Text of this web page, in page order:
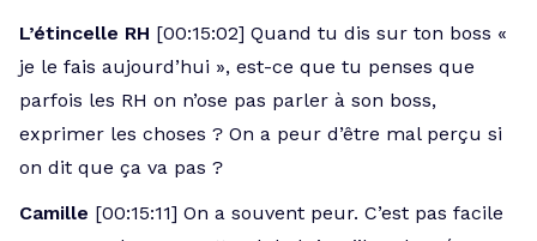
L’étincelle RH [00:15:02] Quand tu dis sur ton boss «
je le fais aujourd’hui », est-ce que tu penses que
parfois les RH on n’ose pas parler à son boss,
exprimer les choses ? On a peur d’être mal perçu si
on dit que ça va pas ?
Camille [00:15:11] On a souvent peur. C’est pas facile